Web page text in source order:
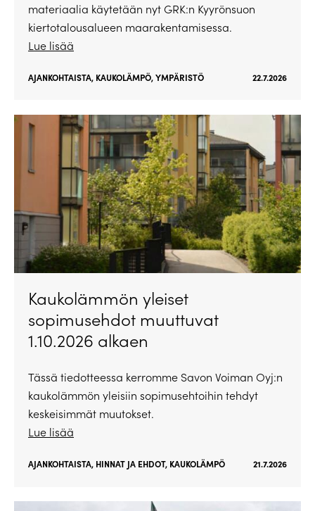
materiaalia käytetään nyt GRK:n Kyyrönsuon
kiertotalousalueen maarakentamisessa.
Lue lisää
AJANKOHTAISTA, KAUKOLÄMPÖ,YMPÄRISTÖ 22.7.2026
Kaukolämmön yleiset
sopimusehdot muuttuvat
1.10.2026 alkaen
Tässä tiedotteessa kerromme Savon Voiman Oyj:n
kaukolämmön yleisiin sopimusehtoihin tehdyt
keskeisimmät muutokset.
Lue lisää
AJANKOHTAISTA, HINNAT JA EHDOT, KAUKOLÄMPÖ 21.7.2026